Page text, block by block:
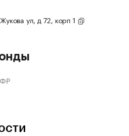
ул, д 72, корп 1